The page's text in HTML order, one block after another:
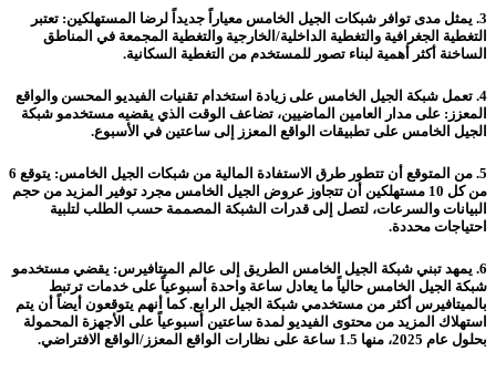
3. يمثل مدى توافر شبكات الجيل الخامس معياراً جديداً لرضا المستهلكين: تعتبر
التغطية الجغرافية والتغطية الداخلية/الخارجية والتغطية المجمعة في المناطق
الساخنة أكثر أهمية لبناء تصور للمستخدم من التغطية السكانية.
4. تعمل شبكة الجيل الخامس على زيادة استخدام تقنيات الفيديو المحسن والواقع
المعزز: على مدار العامين الماضيين، تضاعف الوقت الذي يقضيه مستخدمو شبكة
الجيل الخامس على تطبيقات الواقع المعزز إلى ساعتين في الأسبوع.
5. من المتوقع أن تتطور طرق الاستفادة المالية من شبكات الجيل الخامس
: يتوقع 6
من كل 10 مستهلكين أن تتجاوز عروض الجيل الخامس مجرد توفير المزيد من حجم
البيانات والسرعات، لتصل إلى قدرات الشبكة المصممة حسب الطلب لتلبية
احتياجات محددة.
6. يمهد تبني شبكة الجيل الخامس الطريق إلى عالم الميتافيرس: يقضي مستخدمو
شبكة الجيل الخامس حالياً ما يعادل ساعة واحدة أسبوعياً على خدمات ترتبط
بالميتافيرس أكثر من مستخدمي شبكة الجيل الرابع. كما أنهم يتوقعون أيضاً أن يتم
استهلاك المزيد من محتوى الفيديو لمدة ساعتين أسبوعياً على الأجهزة المحمولة
بحلول عام 2025، منها 1.5 ساعة على نظارات الواقع المعزز/الواقع الافتراضي.